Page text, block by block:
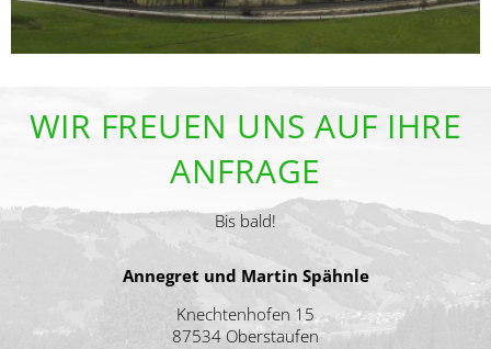
WIR FREUEN UNS AUF IHRE
ANFRAGE
Bis bald!
Annegret und Martin Spähnle
Knechtenhofen 15
87534 Oberstaufen